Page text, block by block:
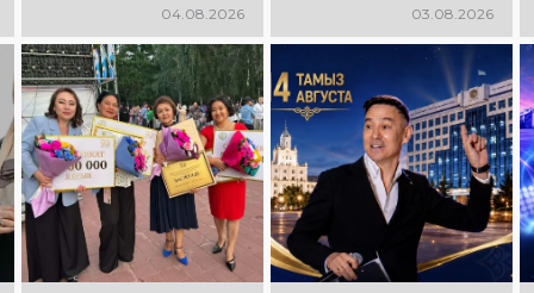
участием детских
творческих
коллективов
проекта «Даму бала»!
Вас ждут яркие
выступления юных
талантов,
прекрасные песни,
зажигательные
танцы и
праздничное
настроение!
04.08.2026
ансамбля танца
«Карнавал»!
ансамбля — Шамиль
Фахрутдинов. Вас
ждут зрелищные
хореографические
постановки, яркие
образы,
зажигательные
ритмы и
праздничное
настроение!
03.08.2026